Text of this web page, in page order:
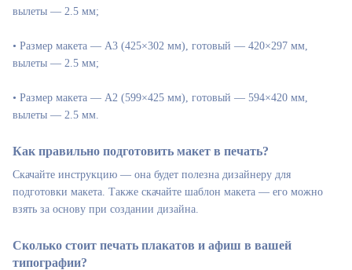
вылеты — 2.5 мм;
• Размер макета — А3 (425×302 мм), готовый — 420×297 мм,
вылеты — 2.5 мм;
• Размер макета — А2 (599×425 мм), готовый — 594×420 мм,
вылеты — 2.5 мм.
Как правильно подготовить макет в печать?
Скачайте инструкцию — она будет полезна дизайнеру для
подготовки макета. Также скачайте шаблон макета — его можно
взять за основу при создании дизайна.
Сколько стоит печать плакатов и афиш в вашей
типографии?